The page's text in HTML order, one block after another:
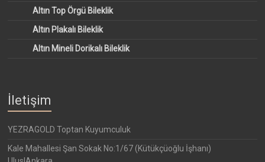
Altın Top Örgü Bileklik
Altın Plakalı Bileklik
Altın Mineli Dorikalı Bileklik
İletişim
YEZRAGOLD Toptan Kuyumculuk
Kale Mahallesi Şan Sokak No:1/67 (Kütükçüoğlu İşhanı)